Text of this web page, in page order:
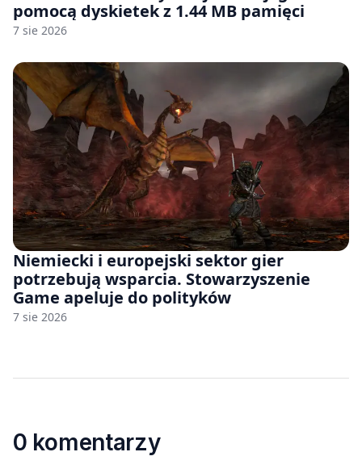
pomocą dyskietek z 1.44 MB pamięci
7 sie 2026
Niemiecki i europejski sektor gier
potrzebują wsparcia. Stowarzyszenie
Game apeluje do polityków
7 sie 2026
0 komentarzy